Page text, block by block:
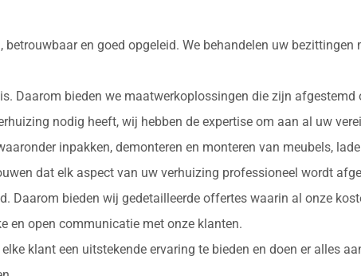
en goed opgeleid. We behandelen uw bezittingen
Daarom bieden we maatwerkoplossingen die zijn afgestemd
nodig heeft, wij hebben de expertise om aan al uw
inpakken, demonteren en monteren van meubels,
dat elk aspect van uw verhuizing professioneel wordt
Daarom bieden wij gedetailleerde offertes waarin al onze
en open communicatie met onze klanten.
klant een uitstekende ervaring te bieden en doen er alles